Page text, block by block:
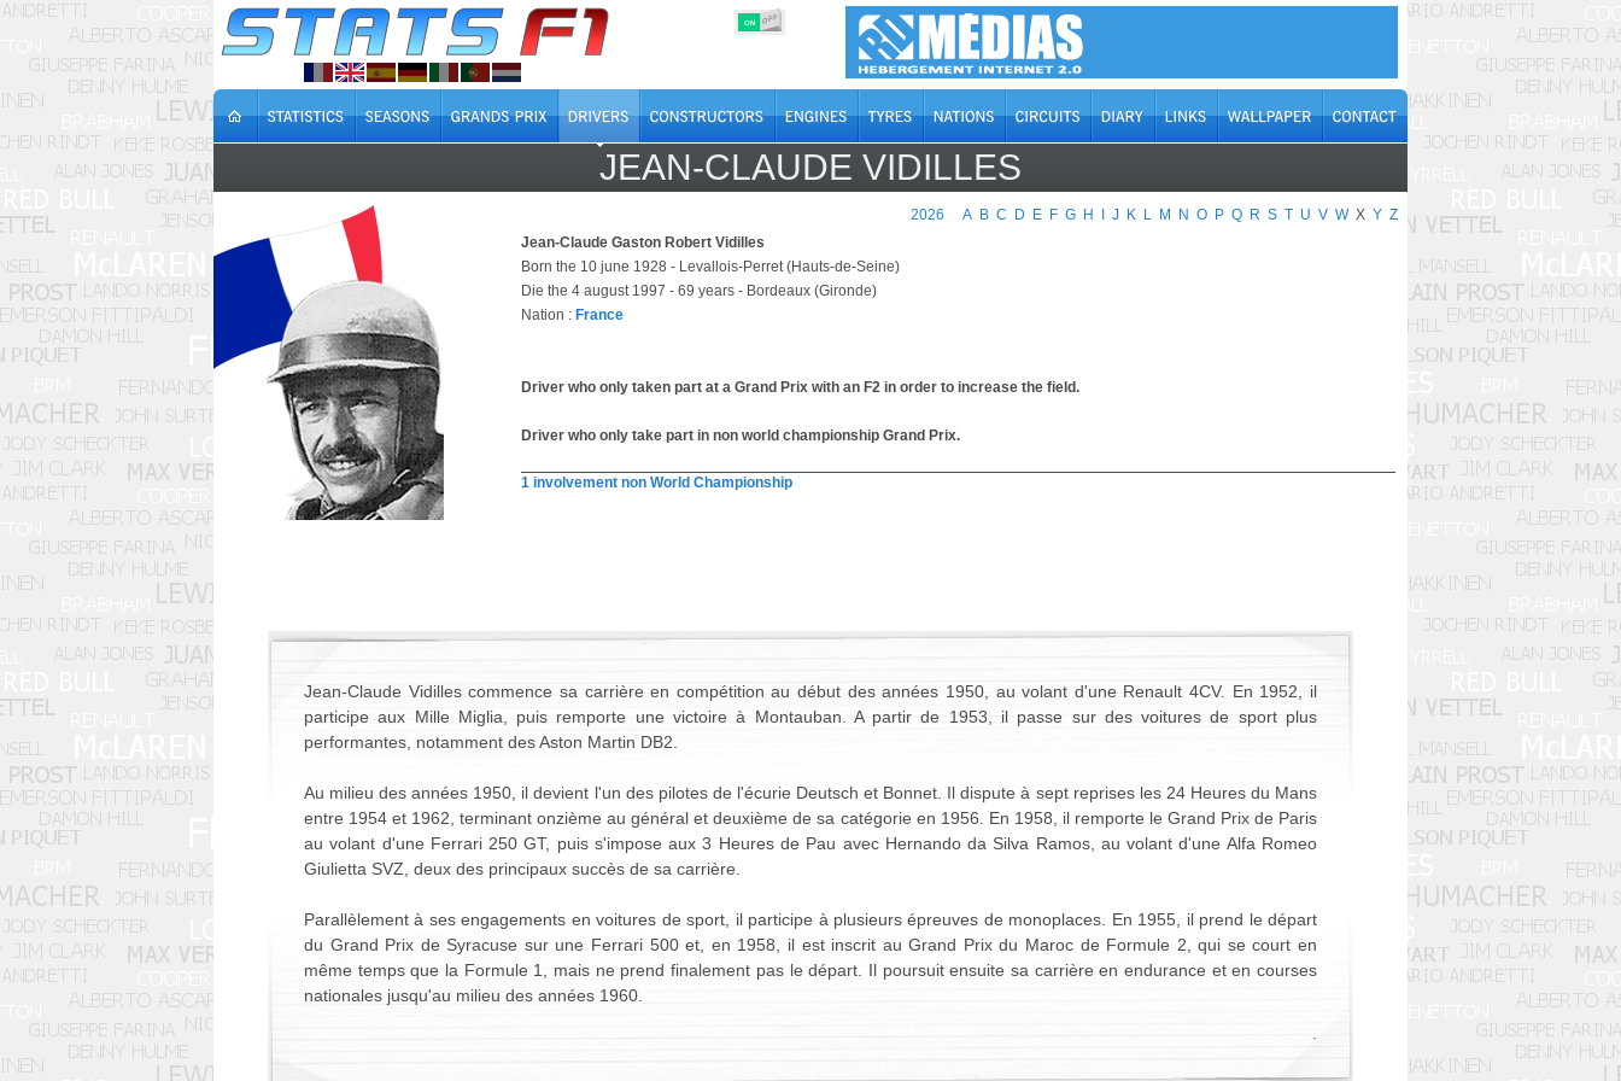
ON OFF
JEAN-CLAUDE VIDILLES
2026 A B C D E F G H J K L M N O P Q R S T U V W X Y Z
Jean-Claude Gaston Robert Vidilles
Born the 10 june 1928 - Levallois-Perret (Hauts-de-Seine)
Die the 4 august 1997 - 69 years - Bordeaux (Gironde)
Nation : France
Driver who only taken part at a Grand Prix with an F2 in order to increase the field.
Driver who only take part in non world championship Grand Prix.
1 involvement non World Championship
Jean-Claude Vidilles commence sa carrière en compétition au début des années 1950, au volant d'une Renault 4CV. En 1952, il
participe aux Mille Miglia, puis remporte une victoire à Montauban. A partir de 1953, il passe sur des voitures de sport plus
performantes, notamment des Aston Martin DB2.
Au milieu des années 1950, il devient l'un des pilotes de l'écurie Deutsch et Bonnet. Il dispute à sept reprises les 24 Heures du Mans
entre 1954 et 1962, terminant onzième au général et deuxième de sa catégorie en 1956. En 1958, il remporte le Grand Prix de Paris
au volant d'une Ferrari 250 GT, puis s'impose aux 3 Heures de Pau avec Hernando da Silva Ramos, au volant d'une Alfa Romeo
Giulietta SVZ, deux des principaux succès de sa carrière.
Parallèlement à ses engagements en voitures de sport, il participe à plusieurs épreuves de monoplaces. En 1955, il prend le départ
du Grand Prix de Syracuse sur une Ferrari 500 et, en 1958, il est inscrit au Grand Prix du Maroc de Formule 2, qui se court en
même temps que la Formule 1, mais ne prend finalement pas le départ. Il poursuit ensuite sa carrière en endurance et en courses
nationales jusqu'au milieu des années 1960.